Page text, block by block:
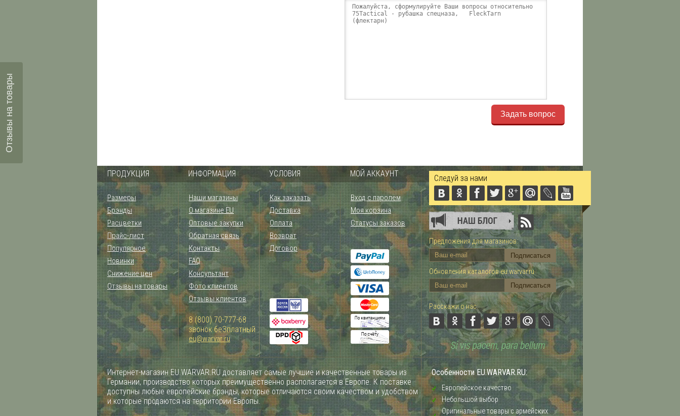
Задать вопрос
ПРОДУКЦИЯ ИНФОРМАЦИЯ УСЛОВИЯ МОЙ АККАУНТ
Размеры
Брэнды
Расцветки
Прайс-лист
Популярное
Новинки
Снижение цен
Отзывы на товары
Наши магазины
О магазине EU
Оптовые закупки
Обратная связь
Контакты
FAQ
Консультант
Фото клиентов
Отзывы клиентов
8 (800) 70-777-68
звонок беЗплатный
eu@warvar.ru
Как заказать
Доставка
Оплата
Возврат
Договор
Вход с паролем
Моя корзина
Статусы заказов
Следуй за нами
Предложения для магазинов:
Обновления каталогов eu.warvar.ru
Расскажи о нас:
Интернет-магазин EU.WARVAR.RU доставляет самые лучшие и качественные товары из
Германии, производство которых преимущественно располагается в Европе. К поставке
доступны любые европейские брэнды, которые отличаются своим качеством и удобством
и которые продаются на территории Европы.
Особенности EU.WARVAR.RU:
Европейское качество
Небольшой выбор
Оригинальные товары с армейских
Отзывы на товары